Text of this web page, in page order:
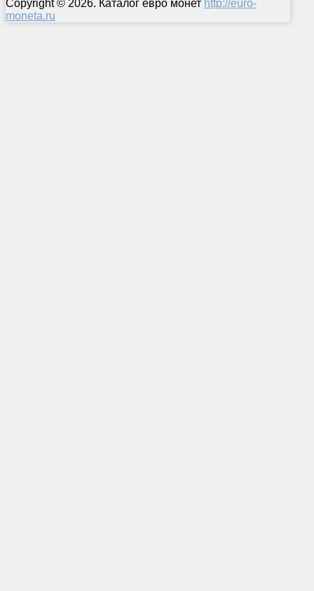
Copyright © 2026. Каталог евро монет http://euro-
moneta.ru